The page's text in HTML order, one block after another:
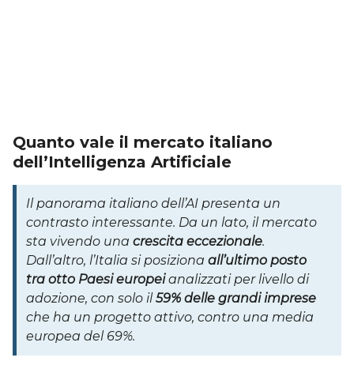
Quanto vale il mercato italiano
dell’Intelligenza Artificiale
Il panorama italiano dell’AI presenta un
contrasto interessante. Da un lato, il mercato
sta vivendo una crescita eccezionale.
Dall’altro, l’Italia si posiziona all’ultimo posto
tra otto Paesi europeianalizzati per livello di
adozione, con solo il59% delle grandi imprese
che ha un progetto attivo, contro una media
europea del 69%.